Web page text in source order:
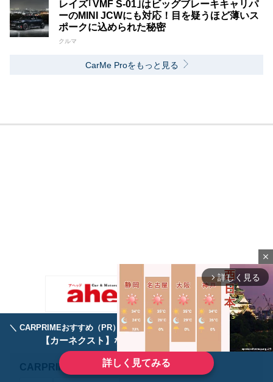
＼ CARPRIMEおすすめ（PR） ／ディーラーで手放すのはもったいない！
【カーネクスト】ならどんなクルマも高価買取
詳しく見てみる
レイズ｢VMF S-01｣はビッグブレーキキャリパ
ーのMINI JCWにも対応！目を疑うほど薄いス
ポークに込められた秘密
クルマ
CarMe Proをもっと見る
CARPRIME SNS
close
arrow_forward_ios 詳しく見る